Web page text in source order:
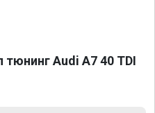
Audi A7 40 TDI